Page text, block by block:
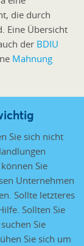
die durch
Eine Übersicht
der BDIU
Mahnung
Sie sich nicht
Sie
Unternehmen
Sollte letzteres
Sollten Sie
Sie
Sie sich um